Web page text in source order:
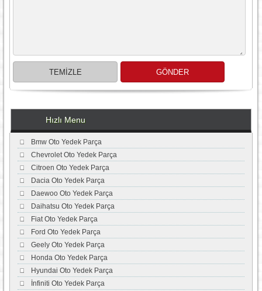
Hızlı Menu
Bmw Oto Yedek Parça
Chevrolet Oto Yedek Parça
Citroen Oto Yedek Parça
Dacia Oto Yedek Parça
Daewoo Oto Yedek Parça
Daihatsu Oto Yedek Parça
Fiat Oto Yedek Parça
Ford Oto Yedek Parça
Geely Oto Yedek Parça
Honda Oto Yedek Parça
Hyundai Oto Yedek Parça
İnfiniti Oto Yedek Parça